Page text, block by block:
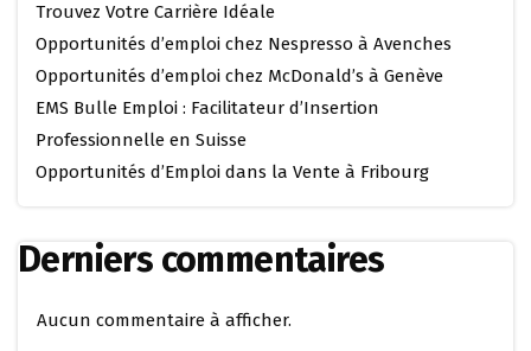
Trouvez Votre Carrière Idéale
Opportunités d’emploi chez Nespresso à Avenches
Opportunités d’emploi chez McDonald’s à Genève
EMS Bulle Emploi : Facilitateur d’Insertion
Professionnelle en Suisse
Opportunités d’Emploi dans la Vente à Fribourg
Derniers commentaires
Aucun commentaire à afficher.